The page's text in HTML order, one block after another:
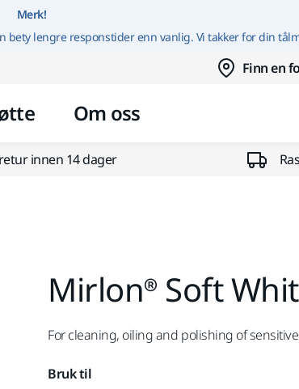
Gå til innhold
Merk!
bety lengre responstider enn vanlig. Vi takker for din
Finn en
Om oss
innen 14 dager
Mirlon® Soft
For cleaning, oiling and polishing of
Bruk til